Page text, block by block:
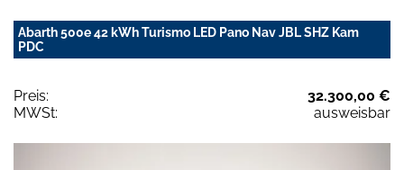
Abarth 500e 42 kWh Turismo LED Pano Nav JBL SHZ Kam
PDC
Preis:
32.300,00 €
MWSt:
ausweisbar